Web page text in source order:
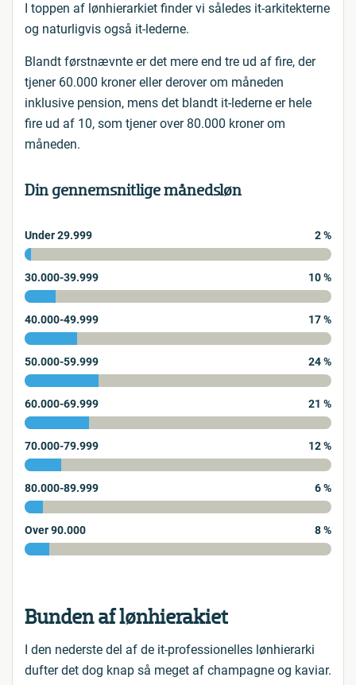
I toppen af lønhierarkiet finder vi således it-arkitekterne
og naturligvis også it-lederne.
Blandt førstnævnte er det mere end tre ud af fire, der
tjener 60.000 kroner eller derover om måneden
inklusive pension, mens det blandt it-lederne er hele
fire ud af 10, som tjener over 80.000 kroner om
måneden.
Din gennemsnitlige månedsløn
Under 29.999 2 %
30.000-39.999 10 %
40.000-49.999 17 %
50.000-59.999 24 %
60.000-69.999 21 %
70.000-79.999 12 %
80.000-89.999 6 %
Over 90.000 8 %
Bunden af lønhierakiet
I den nederste del af de it-professionelles lønhierarki
dufter det dog knap så meget af champagne og kaviar.